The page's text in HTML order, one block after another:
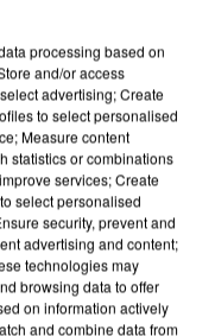
processing based on
and/or access
advertising; Create
to select personalised
Measure content
statistics or combinations
services; Create
select personalised
security, prevent and
advertising and content;
technologies may
browsing data to offer
on information actively
and combine data from